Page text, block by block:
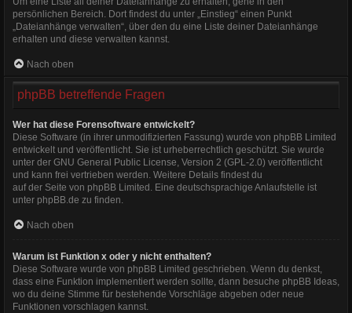
persönlichen Bereich. Dort findest du unter „Einstieg“ einen Punkt
„Dateianhänge verwalten“, über den du eine Liste deiner Dateianhänge
erhalten und diese verwalten kannst.
Nach oben
phpBB betreffende Fragen
Wer hat diese Forensoftware entwickelt?
Diese Software (in ihrer unmodifizierten Fassung) wurde von phpBB Limited
entwickelt und veröffentlicht. Sie ist urheberrechtlich geschützt. Sie wurde
unter der GNU General Public License, Version 2 (GPL-2.0) veröffentlicht
und kann frei vertrieben werden. Weitere Details findest du
auf der Seite von phpBB Limited . Eine deutschsprachige Anlaufstelle ist
unter phpBB.de zu finden.
Nach oben
Warum ist Funktion x oder y nicht enthalten?
Diese Software wurde von phpBB Limited geschrieben. Wenn du denkst,
dass eine Funktion implementiert werden sollte, dann besuche phpBB Ideas
wo du deine Stimme für bestehende Vorschläge abgeben oder neue
Funktionen vorschlagen kannst.